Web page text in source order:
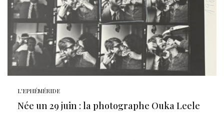
L'EPHÉMÉRIDE
Née un 29 juin : la photographe Ouka Leele